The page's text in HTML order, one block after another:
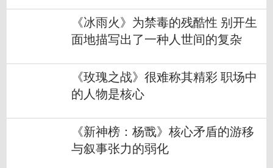
《冰雨火》为禁毒的残酷性 别开生
面地描写出了一种人世间的复杂
《玫瑰之战》很难称其精彩 职场中
的人物是核心
《新神榜：杨戬》核心矛盾的游移
与叙事张力的弱化